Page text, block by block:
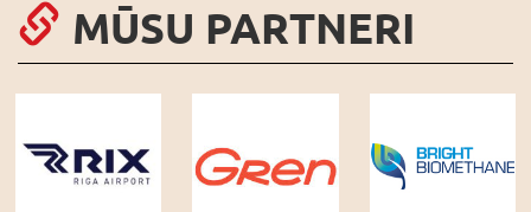
MŪSU PARTNERI